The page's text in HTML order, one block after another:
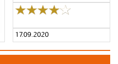
17.09.2020